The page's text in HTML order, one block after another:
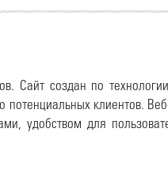
Cайт создан по
клиентов.
удобством для